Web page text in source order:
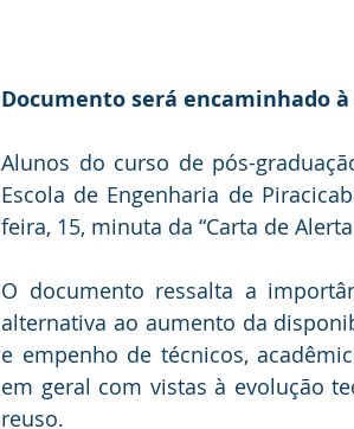
Documento será encaminhado
Alunos do curso de pós-
Escola de Engenharia de
feira, 15, minuta da “Carta de
O documento ressalta a
alternativa ao aumento da
e empenho de técnicos,
em geral com vistas à evolução
reuso.